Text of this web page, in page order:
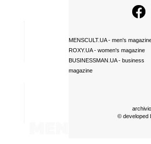
MENSCULT.UA- men's
ROXY.UA- women's magazine
BUSINESSMAN.UA- business
magazine
© developed